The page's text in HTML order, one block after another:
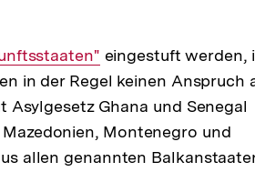
eingestuft werden,
in der Regel keinen Anspruch
Ghana und Senegal
Montenegro und
allen genannten